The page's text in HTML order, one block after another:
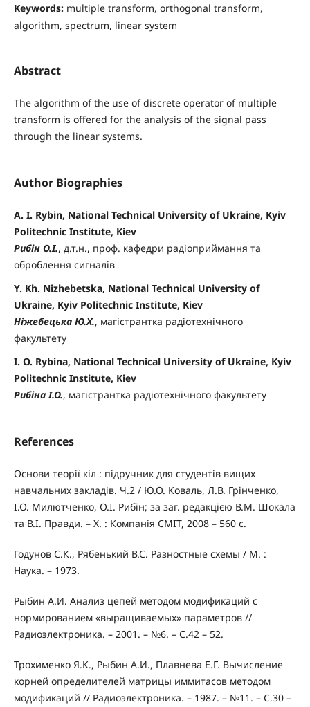
Keywords: multiple transform, orthogonal transform,
algorithm, spectrum, linear system
Abstract
The algorithm of the use of discrete operator of multiple
transform is offered for the analysis of the signal pass
through the linear systems.
Author Biographies
A. I. Rybin, National Technical University of Ukraine, Kyiv
Politechnic Institute, Kiev
Рибін О.І., д.т.н., проф. кафедри радіоприймання та
оброблення сигналів
Y. Kh. Nizhebetska, National Technical University of
Ukraine, Kyiv Politechnic Institute, Kiev
Ніжебецька Ю.Х., магістрантка радіотехнічного
факультету
I. O. Rybina, National Technical University of Ukraine, Kyiv
Politechnic Institute, Kiev
Рибіна І.О., магістрантка радіотехнічного факультету
References
Основи теорії кіл : підручник для студентів вищих
навчальних закладів. Ч.2 / Ю.О. Коваль, Л.В. Грінченко,
І.О. Милютченко, О.І. Рибін; за заг. редакцією В.М. Шокала
та В.І. Правди. – Х. : Компанія СМІТ, 2008 – 560 с.
Годунов С.К., Рябенький В.С. Разностные схемы / М. :
Наука. – 1973.
Рыбин А.И. Анализ цепей методом модификаций с
нормированием «выращиваемых» параметров //
Радиоэлектроника. – 2001. – №6. – С.42 – 52.
Трохименко Я.К., Рыбин А.И., Плавнева Е.Г. Вычисление
корней определителей матрицы иммитасов методом
модификаций // Радиоэлектроника. – 1987. – №11. – С.30 –